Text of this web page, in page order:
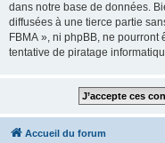
dans notre base de données.
diffusées à une tierce partie
FBMA », ni phpBB, ne
tentative de piratage
Accueil du forum